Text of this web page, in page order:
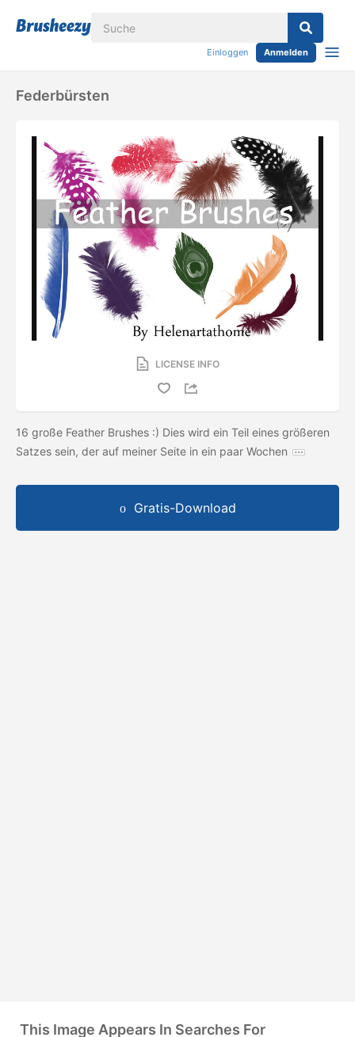
Einloggen Anmelden
Federbürsten
LICENSE INFO
16 große Feather Brushes :) Dies wird ein Teil eines größeren
Satzes sein, der auf meiner Seite in ein paar Wochen
Gratis-Download
This Image Appears In Searches For